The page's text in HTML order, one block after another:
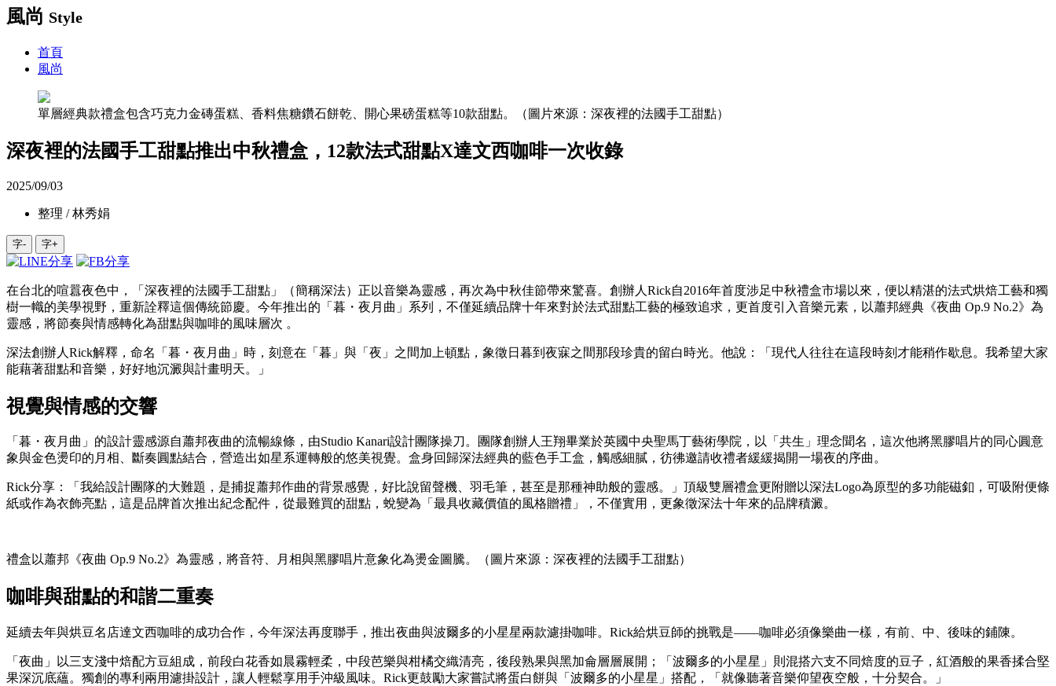
風尚 Style
首頁
風尚
單層經典款禮盒包含巧克力金磚蛋糕、香料焦糖鑽石餅乾、開心果磅蛋糕等10款甜點。（圖片來源：深夜裡的法國手工甜點）
深夜裡的法國手工甜點推出中秋禮盒，12款法式甜點X達文西咖啡一次收錄
2025/09/03
整理 / 林秀娟
字- 字+
在台北的喧囂夜色中，「深夜裡的法國手工甜點」（簡稱深法）正以音樂為靈感，再次為中秋佳節帶來驚喜。創辦人Rick自2016年首度涉足中秋禮盒市場以來，便以精湛的法式烘焙工藝和獨
樹一幟的美學視野，重新詮釋這個傳統節慶。今年推出的「暮・夜月曲」系列，不僅延續品牌十年來對於法式甜點工藝的極致追求，更首度引入音樂元素，以蕭邦經典《夜曲 Op.9 No.2》為
靈感，將節奏與情感轉化為甜點與咖啡的風味層次 。
深法創辦人Rick解釋，命名「暮・夜月曲」時，刻意在「暮」與「夜」之間加上頓點，象徵日暮到夜寐之間那段珍貴的留白時光。他說：「現代人往往在這段時刻才能稍作歇息。我希望大家
能藉著甜點和音樂，好好地沉澱與計畫明天。」
視覺與情感的交響
「暮・夜月曲」的設計靈感源自蕭邦夜曲的流暢線條，由Studio Kanari設計團隊操刀。團隊創辦人王翔畢業於英國中央聖馬丁藝術學院，以「共生」理念聞名，這次他將黑膠唱片的同心圓意
象與金色燙印的月相、斷奏圓點結合，營造出如星系運轉般的悠美視覺。盒身回歸深法經典的藍色手工盒，觸感細膩，彷彿邀請收禮者緩緩揭開一場夜的序曲。
Rick分享：「我給設計團隊的大難題，是捕捉蕭邦作曲的背景感覺，好比說留聲機、羽毛筆，甚至是那種神助般的靈感。」頂級雙層禮盒更附贈以深法Logo為原型的多功能磁釦，可吸附便條
紙或作為衣飾亮點，這是品牌首次推出紀念配件，從最難買的甜點，蛻變為「最具收藏價值的風格贈禮」，不僅實用，更象徵深法十年來的品牌積澱。
禮盒以蕭邦《夜曲 Op.9 No.2》為靈感，將音符、月相與黑膠唱片意象化為燙金圖騰。（圖片來源：深夜裡的法國手工甜點）
咖啡與甜點的和諧二重奏
延續去年與烘豆名店達文西咖啡的成功合作，今年深法再度聯手，推出夜曲與波爾多的小星星兩款濾掛咖啡。Rick給烘豆師的挑戰是——咖啡必須像樂曲一樣，有前、中、後味的鋪陳。
「夜曲」以三支淺中焙配方豆組成，前段白花香如晨霧輕柔，中段芭樂與柑橘交織清亮，後段熟果與黑加侖層層展開；「波爾多的小星星」則混搭六支不同焙度的豆子，紅酒般的果香揉合堅
果深沉底蘊。獨創的專利兩用濾掛設計，讓人輕鬆享用手沖級風味。Rick更鼓勵大家嘗試將蛋白餅與「波爾多的小星星」搭配，「就像聽著音樂仰望夜空般，十分契合。」